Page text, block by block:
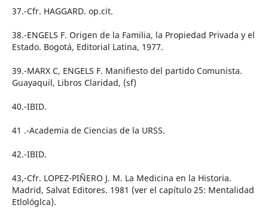
37.-Cfr. HAGGARD. op.cit.
38.-ENGELS F. Origen de la Familia, la Propiedad Privada y el
Estado. Bogotá, Editorial Latina, 1977.
39.-MARX C, ENGELS F. Manifiesto del partido Comunista.
Guayaquil, Libros Claridad, (sf)
40.-IBID.
41 .-Academia de Ciencias de la URSS.
42.-IBID.
43,-Cfr. LOPEZ-PIÑERO J. M. La Medicina en la Historia.
Madrid, Salvat Editores. 1981 (ver el capítulo 25: Mentalidad
Etlológlca).